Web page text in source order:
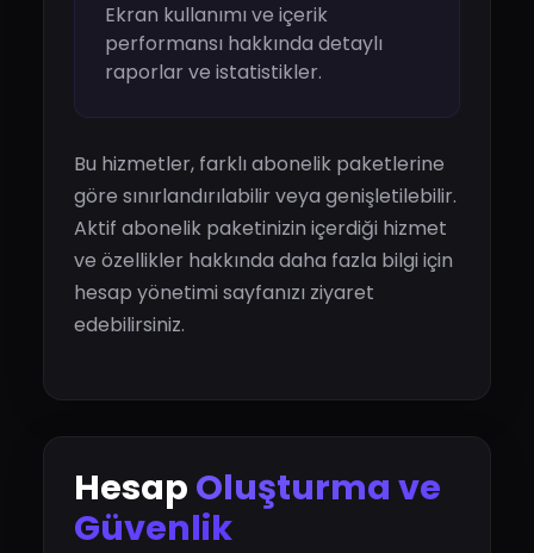
Ekran kullanımı ve içerik
performansı hakkında detaylı
raporlar ve istatistikler.
Bu hizmetler, farklı abonelik paketlerine
göre sınırlandırılabilir veya genişletilebilir.
Aktif abonelik paketinizin içerdiği hizmet
ve özellikler hakkında daha fazla bilgi için
hesap yönetimi sayfanızı ziyaret
edebilirsiniz.
Hesap Oluşturma ve
Güvenlik